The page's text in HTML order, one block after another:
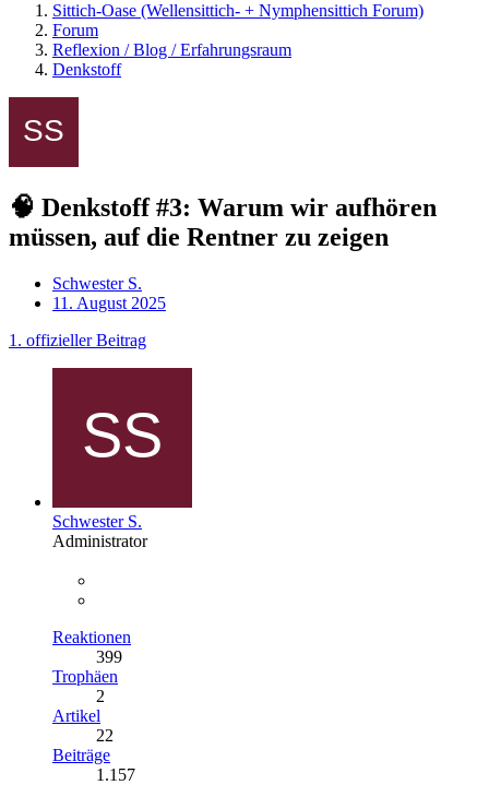
Sittich-Oase (Wellensittich- + Nymphensittich Forum)
Forum
Reflexion / Blog / Erfahrungsraum
Denkstoff
🧠 Denkstoff #3: Warum wir aufhören
müssen, auf die Rentner zu zeigen
Schwester S.
11. August 2025
1. offizieller Beitrag
Schwester S.
Administrator
Reaktionen
399
Trophäen
2
Artikel
22
Beiträge
1.157